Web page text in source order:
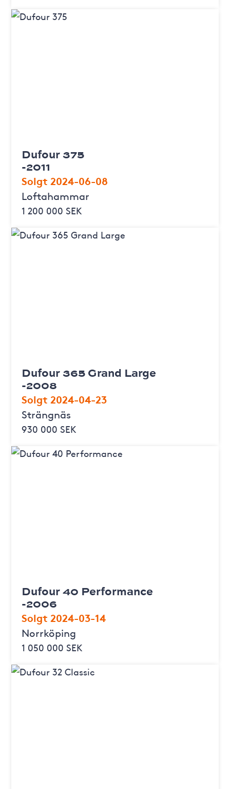
Dufour 375
-2011
Solgt 2024-06-08
Loftahammar
1 200 000 SEK
Dufour 365 Grand Large
-2008
Solgt 2024-04-23
Strängnäs
930 000 SEK
Dufour 40 Performance
-2006
Solgt 2024-03-14
Norrköping
1 050 000 SEK